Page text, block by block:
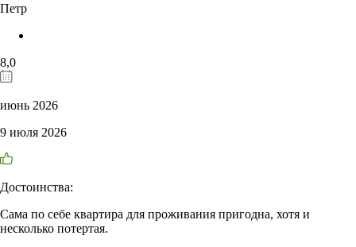
Петр
8,0
июнь 2026
9 июля 2026
Достоинства:
Сама по себе квартира для проживания пригодна, хотя и
несколько потертая.